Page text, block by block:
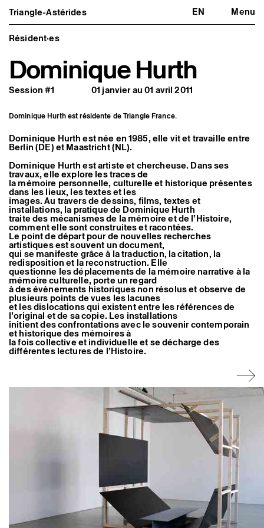
Triangle-Astérides EN Menu
Triangle-Astérides
Centre d’art contemporain
d’intérêt national
et résidence internationale d'artistes
Fermer
Présentation
À propos
Équipe et gouvernance
Formation professionnelle
Adhérer / nous soutenir
Informations pratiques
Programmation
Agenda : en cours et à venir
Expositions
Événements
Programmation éditoriale
Médiation
Publics associés
Les Nouveaux Commanditaires
Artistes résident·es et associé·es
Résident·es
Artistes associé·es
Hors-les-murs
Ancien·nes résident·es et artistes associé·es
Résident·es
Dominique Hurth
Session #1 01 janvier au 01 avril 2011
Dominique Hurth est résidente de Triangle France.
Dominique Hurth est née en 1985, elle vit et travaille entre
Berlin (DE) et Maastricht (NL).
Dominique Hurth est artiste et chercheuse. Dans ses
travaux, elle explore les traces de
la mémoire personnelle, culturelle et historique présentes
dans les lieux, les textes et les
images. Au travers de dessins, films, textes et
installations, la pratique de Dominique Hurth
traite des mécanismes de la mémoire et de l’Histoire,
comment elle sont construites et racontées.
Le point de départ pour de nouvelles recherches
artistiques est souvent un document,
qui se manifeste grâce à la traduction, la citation, la
redisposition et la reconstruction. Elle
questionne les déplacements de la mémoire narrative à la
mémoire culturelle, porte un regard
à des évènements historiques non résolus et observe de
plusieurs points de vues les lacunes
et les dislocations qui existent entre les références de
l’original et de sa copie. Les installations
initient des confrontations avec le souvenir contemporain
et historique des mémoires à
la fois collective et individuelle et se décharge des
différentes lectures de l’Histoire.